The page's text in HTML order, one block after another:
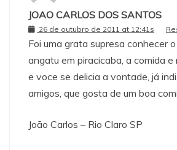
JOAO CARLOS DOS SANTOS
26 de outubro de 2011 at 12:41s
Foi uma grata supresa conhecer
angatu em piracicaba, a comida e
e voce se delicia a vontade, já
amigos, que gosta de um boa
João Carlos – Rio Claro SP